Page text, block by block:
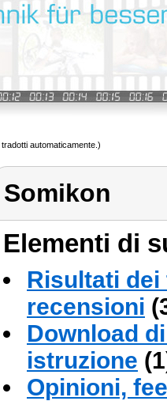
automaticamente.)
Somikon
Elementi di
Risultati
recensioni
Download
istruzione
Opinioni,